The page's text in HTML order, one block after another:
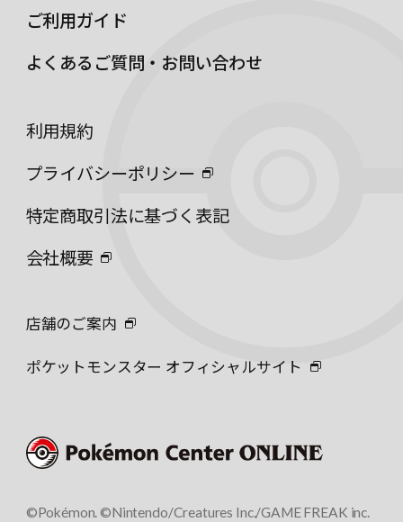
ご利用ガイド
よくあるご質問・お問い合わせ
利用規約
プライバシーポリシー
特定商取引法に基づく表記
会社概要
店舗のご案内
ポケットモンスター オフィシャルサイト
©Pokémon. ©Nintendo/Creatures Inc./GAME FREAK inc.